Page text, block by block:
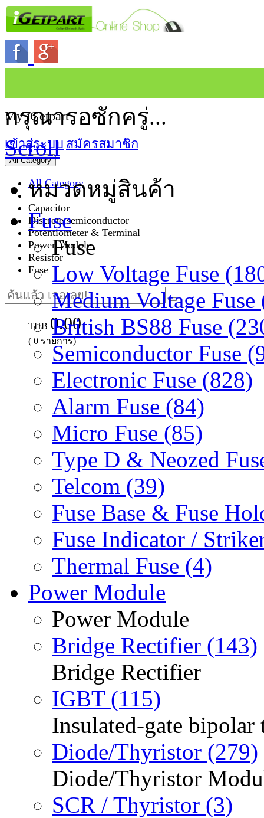
My iGetpart
เข้าสู่ระบบ สมัครสมาชิก
All Category
All Category
Capacitor
Discrete semiconductor
Potentiometer & Terminal
Power Module
Resistor
Fuse
THB 0.00
( 0 รายการ)
กรุณารอซักครู่...
Scroll
หมวดหมู่สินค้า
Fuse
Fuse
Low Voltage Fuse
Medium Voltage Fuse
British BS88 Fuse
Semiconductor Fuse
Electronic Fuse (828)
Alarm Fuse (84)
Micro Fuse (85)
Type D & Neozed
Telcom (39)
Fuse Base & Fuse
Fuse Indicator /
Thermal Fuse (4)
Power Module
Power Module
Bridge Rectifier (143)
Bridge Rectifier
IGBT (115)
Insulated-gate bipolar
Diode/Thyristor (279)
Diode/Thyristor
SCR / Thyristor (3)